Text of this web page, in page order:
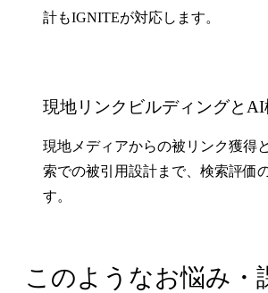
計もIGNITEが対応します。
現地リンクビルディングとAI
現地メディアからの被リンク獲得
索での被引用設計まで、検索評価
す。
このようなお悩み・